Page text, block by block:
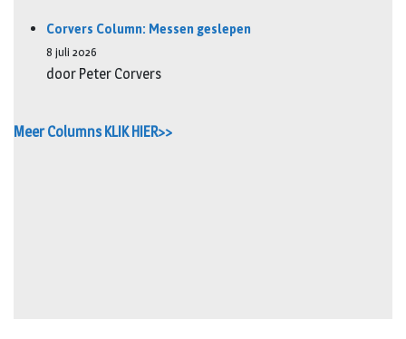
Corvers Column: Messen geslepen
8 juli 2026
door Peter Corvers
Meer Columns KLIK HIER>>